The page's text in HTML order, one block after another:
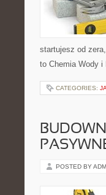
startujesz od
to Chemia Wody
CATEGORIES:
POSTED BY